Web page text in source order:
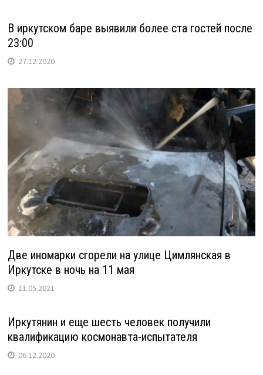
В иркутском баре выявили более ста гостей после
23:00
27.12.2020
Две иномарки сгорели на улице Цимлянская в
Иркутске в ночь на 11 мая
11.05.2021
Иркутянин и еще шесть человек получили
квалификацию космонавта-испытателя
06.12.2020